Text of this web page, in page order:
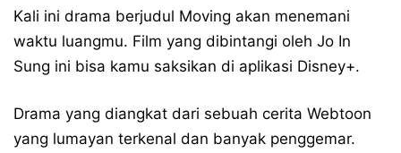
Kali ini drama berjudul Moving akan menemani
waktu luangmu. Film yang dibintangi oleh Jo In
Sung ini bisa kamu saksikan di aplikasi Disney+.
Drama yang diangkat dari sebuah cerita Webtoon
yang lumayan terkenal dan banyak penggemar.